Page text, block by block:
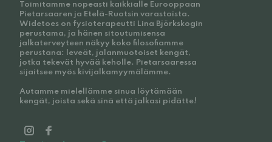
Toimitamme nopeasti kaikkialle Eurooppaan
Pietarsaaren ja Etelä-Ruotsin varastoista.
Widetoes on fysioterapeutti Lina Björkskogin
perustama, ja hänen sitoutumisensa
jalkaterveyteen näkyy koko filosofiamme
perustana: leveät, jalanmuotoiset kengät,
jotka tekevät hyvää keholle. Pietarsaaressa
sijaitsee myös kivijalkamyymälämme.
Autamme mielellämme sinua löytämään
kengät, joista sekä sinä että jalkasi pidätte!